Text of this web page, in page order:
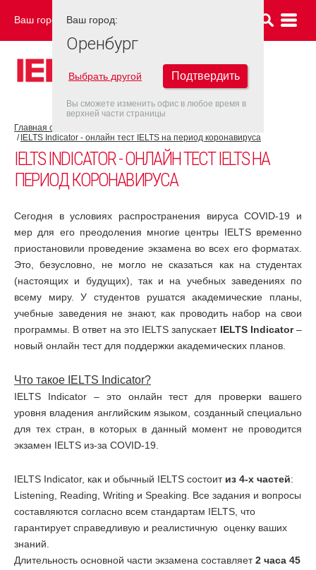
Ваш город: ОРЕНБУРГ
Главная страница
IELTS Indicator - онлайн тест IELTS на период коронавируса
IELTS INDICATOR - ОНЛАЙН ТЕСТ IELTS НА
ПЕРИОД КОРОНАВИРУСА
Сегодня в условиях распространения вируса COVID-19 и
мер для его преодоления многие центры IELTS временно
приостановили проведение экзамена во всех его форматах.
Это, безусловно, не могло не сказаться как на студентах
(настоящих и будущих), так и на учебных заведениях по
всему миру. У студентов рушатся академические планы,
учебные заведения не знают, как проводить набор на свои
программы. В ответ на это IELTS запускает IELTS Indicator–
новый онлайн тест для поддержки академических планов.
Что такое IELTS Indicator?
IELTS Indicator – это онлайн тест для проверки вашего
уровня владения английским языком, созданный специально
для тех стран, в которых в данный момент не проводится
экзамен IELTS из-за COVID-19.
IELTS Indicator, как и обычный IELTS состоит из 4-х частей:
Listening, Reading, Writing и Speaking. Все задания и вопросы
составляются согласно всем стандартам IELTS, что
гарантирует справедливую и реалистичную оценку ваших
знаний.
Длительность основной части экзамена составляет2 часа 45
Ваш город:
Оренбург
Выбрать другой Подтвердить
Вы сможете изменить офис в любое время в
верхней части страницы